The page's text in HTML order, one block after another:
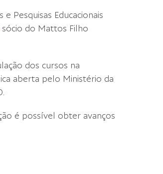
Pesquisas Educacionais
sócio do Mattos Filho
dos cursos na
aberta pelo Ministério da
é possível obter avanços